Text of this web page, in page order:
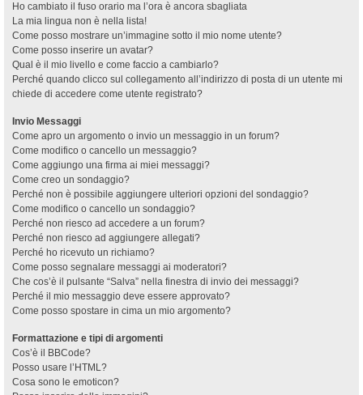
Ho cambiato il fuso orario ma l’ora è ancora sbagliata
La mia lingua non è nella lista!
Come posso mostrare un’immagine sotto il mio nome utente?
Come posso inserire un avatar?
Qual è il mio livello e come faccio a cambiarlo?
Perché quando clicco sul collegamento all’indirizzo di posta di un utente mi
chiede di accedere come utente registrato?
Invio Messaggi
Come apro un argomento o invio un messaggio in un forum?
Come modifico o cancello un messaggio?
Come aggiungo una firma ai miei messaggi?
Come creo un sondaggio?
Perché non è possibile aggiungere ulteriori opzioni del sondaggio?
Come modifico o cancello un sondaggio?
Perché non riesco ad accedere a un forum?
Perché non riesco ad aggiungere allegati?
Perché ho ricevuto un richiamo?
Come posso segnalare messaggi ai moderatori?
Che cos’è il pulsante “Salva” nella finestra di invio dei messaggi?
Perché il mio messaggio deve essere approvato?
Come posso spostare in cima un mio argomento?
Formattazione e tipi di argomenti
Cos’è il BBCode?
Posso usare l’HTML?
Cosa sono le emoticon?